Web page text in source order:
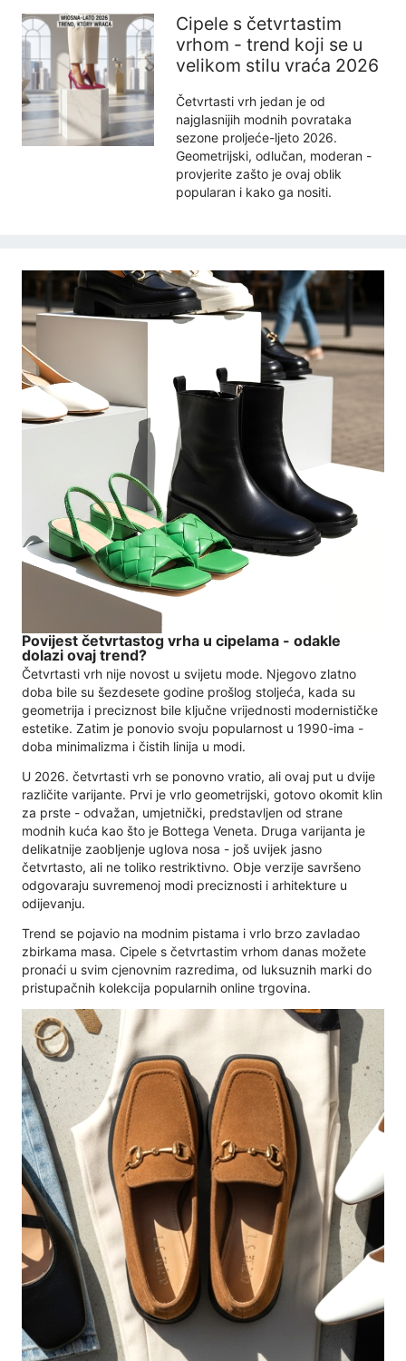
Cipele s četvrtastim
vrhom - trend koji se u
velikom stilu vraća 2026
Četvrtasti vrh jedan je od
najglasnijih modnih povrataka
sezone proljeće-ljeto 2026.
Geometrijski, odlučan, moderan -
provjerite zašto je ovaj oblik
popularan i kako ga nositi.
Povijest četvrtastog vrha u cipelama - odakle
dolazi ovaj trend?
Četvrtasti vrh nije novost u svijetu mode. Njegovo zlatno
doba bile su šezdesete godine prošlog stoljeća, kada su
geometrija i preciznost bile ključne vrijednosti modernističke
estetike. Zatim je ponovio svoju popularnost u 1990-ima -
doba minimalizma i čistih linija u modi.
U 2026. četvrtasti vrh se ponovno vratio, ali ovaj put u dvije
različite varijante. Prvi je vrlo geometrijski, gotovo okomit klin
za prste - odvažan, umjetnički, predstavljen od strane
modnih kuća kao što je Bottega Veneta. Druga varijanta je
delikatnije zaobljenje uglova nosa - još uvijek jasno
četvrtasto, ali ne toliko restriktivno. Obje verzije savršeno
odgovaraju suvremenoj modi preciznosti i arhitekture u
odijevanju.
Trend se pojavio na modnim pistama i vrlo brzo zavladao
zbirkama masa. Cipele s četvrtastim vrhom danas možete
pronaći u svim cjenovnim razredima, od luksuznih marki do
pristupačnih kolekcija popularnih online trgovina.